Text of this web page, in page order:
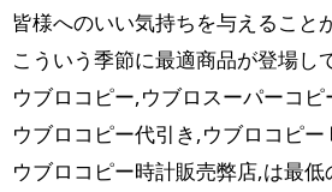
皆様へのいい気持ちを与えること
こういう季節に最適商品が登場し
ウブロコピー,ウブロスーパーコ
ウブロコピー代引き,ウブロコピー
ウブロコピー時計販売弊店,は最